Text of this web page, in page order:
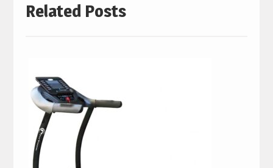
Related Posts